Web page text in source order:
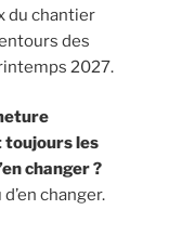
du chantier
des
2027.
toujours les
changer ?
changer.